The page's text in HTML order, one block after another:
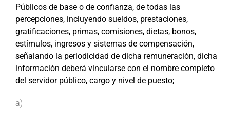
Públicos de base o de confianza, de todas las
percepciones, incluyendo sueldos, prestaciones,
gratificaciones, primas, comisiones, dietas, bonos,
estímulos, ingresos y sistemas de compensación,
señalando la periodicidad de dicha remuneración, dicha
información deberá vincularse con el nombre completo
del servidor público, cargo y nivel de puesto;
a)